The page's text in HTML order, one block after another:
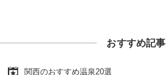
おすすめ記事
関西のおすすめ温泉20選